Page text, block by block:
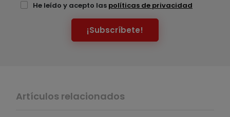
He leído y acepto las políticas de privacidad
¡Subscríbete!
Artículos relacionados